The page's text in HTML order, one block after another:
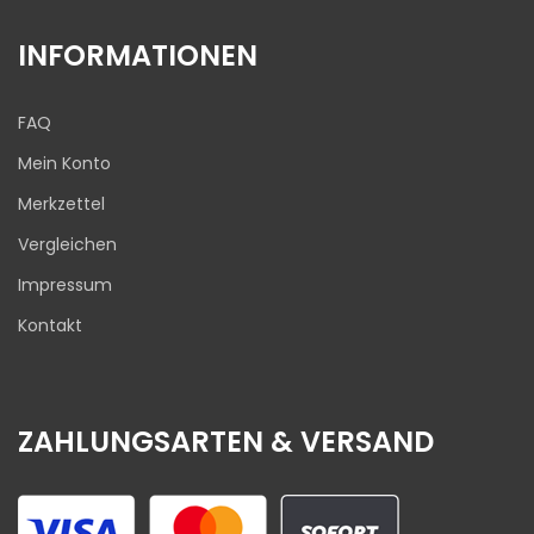
INFORMATIONEN
FAQ
Mein Konto
Merkzettel
Vergleichen
Impressum
Kontakt
ZAHLUNGSARTEN & VERSAND